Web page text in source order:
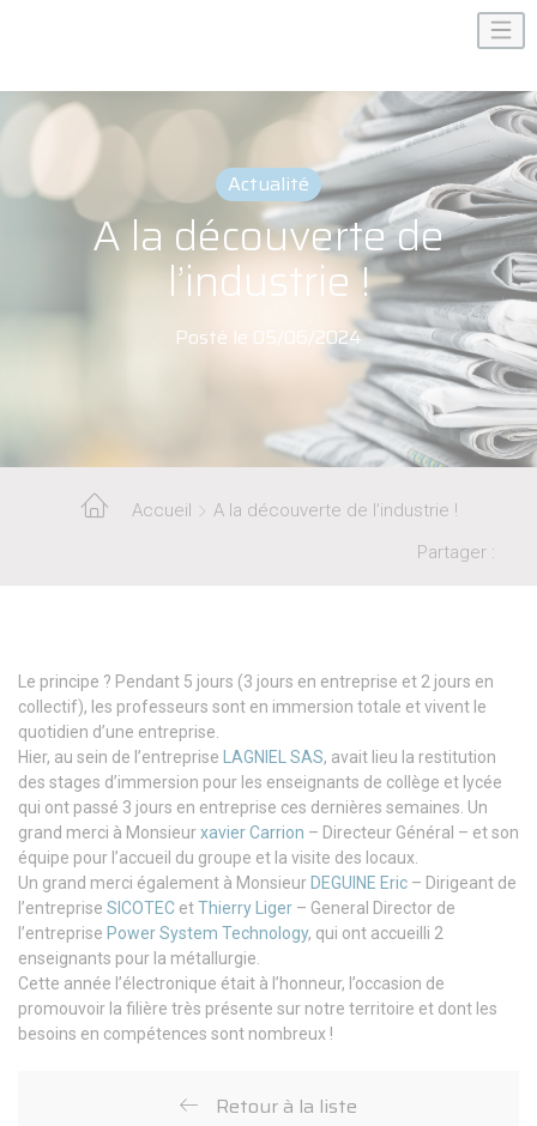
Actualité
A la découverte de
l’industrie !
Posté le 05/06/2024
Accueil
A la découverte de l’industrie !
Partager :
Le principe ? Pendant 5 jours (3 jours en entreprise et 2 jours en
collectif), les professeurs sont en immersion totale et vivent le
quotidien d’une entreprise.
Hier, au sein de l’entreprise
LAGNIEL SAS, avait lieu la restitution
des stages d’immersion pour les enseignants de collège et lycée
qui ont passé 3 jours en entreprise ces dernières semaines. Un
grand merci à Monsieurxavier Carrion – Directeur Général – et son
équipe pour l’accueil du groupe et la visite des locaux.
Un grand merci également à Monsieur DEGUINE Eric – Dirigeant de
l’entreprise SICOTEC etThierry Liger – General Director de
l’entreprise Power System Technology, qui ont accueilli 2
enseignants pour la métallurgie.
Cette année l’électronique était à l’honneur, l’occasion de
promouvoir la filière très présente sur notre territoire et dont les
besoins en compétences sont nombreux !
Retour à la liste
Panneau de gestion des cookies